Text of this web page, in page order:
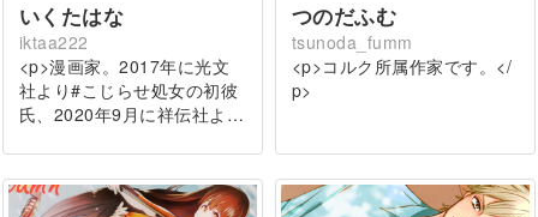
いくたはな
iktaa222
<p>漫画家。2017年に光文
社より#こじらせ処女の初彼
氏、2020年9月に祥伝社よ…
つのだふむ
tsunoda_fumm
<p>コルク所属作家です。</
p>